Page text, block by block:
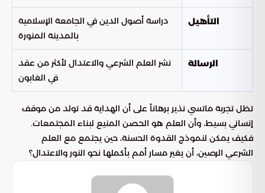
التأهيل
دراسة أصول الدين في الجامعة الإسلامية
بالمدينة المنورة
الرسالة
نشر العلم الشرعي والاعتدال لأكثر من عقد
في الغابون
تظل تجربة ماتسي نذير برهاناً على أن الهداية قد تولد من موقف
إنساني بسيط، وأن العلم هو الحصن المنيع لبناء المجتمعات.
فكيف يمكن لنموذج القدوة الحسنة، حين يجتمع مع العلم
الشرعي الرصين، أن يغير مسار أمم بأكملها نحو النور والاعتدال؟